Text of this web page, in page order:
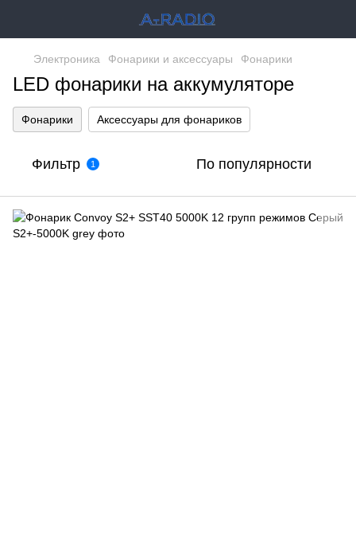
Электроника Фонарики и аксессуары Фонарики
LED фонарики на аккумуляторе
Фонарики Аксессуары для фонариков
Фильтр 1 По популярности